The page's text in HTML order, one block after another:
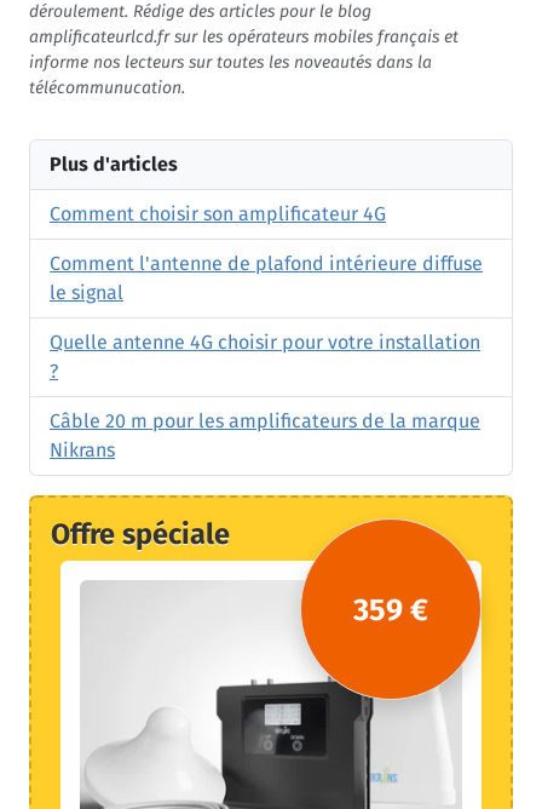
déroulement. Rédige des articles pour le blog
amplificateurlcd.fr sur les opérateurs mobiles français et
informe nos lecteurs sur toutes les noveautés dans la
télécommunucation.
Plus d'articles
Comment choisir son amplificateur 4G
Comment l'antenne de plafond intérieure diffuse
le signal
Quelle antenne 4G choisir pour votre installation
?
Câble 20 m pour les amplificateurs de la marque
Nikrans
Offre spéciale
359 €